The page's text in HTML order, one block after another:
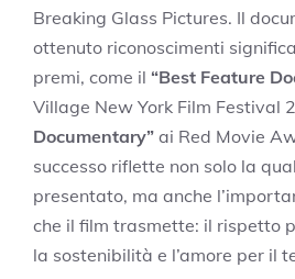
Breaking Glass Pictures. Il
ottenuto riconoscimenti
premi, come il “Best Feature
Village New York Film Festival
Documentary” ai Red Movie
successo riflette non solo la
presentato, ma anche
che il film trasmette: il rispetto
la sostenibilità e l’amore per il